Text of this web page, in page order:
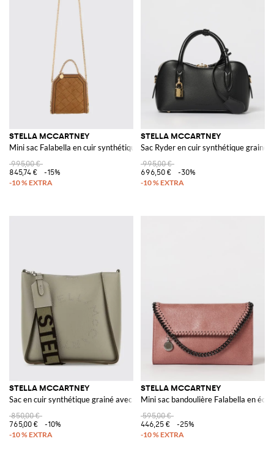
STELLA MCCARTNEY
Mini sac Falabella en cuir synthétique avec bordure chaîne
995,00 €
845,74 €
-15%
STELLA MCCARTNEY
Sac Ryder en cuir synthétique grainé
995,00 €
696,50 €
-30%
STELLA MCCARTNEY
Sac en cuir synthétique grainé avec logo micro broche
850,00 €
765,00 €
-10%
STELLA MCCARTNEY
Mini sac bandoulière Falabella en éco
595,00 €
446,25 €
-25%